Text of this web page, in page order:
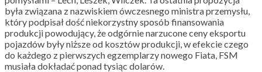
była związana z nazwiskiem ówczesnego ministra przemysłu,
który podpisał dość niekorzystny sposób finansowania
produkcji powodujący, że odgórnie narzucone ceny eksportu
pojazdów były niższe od kosztów produkcji, w efekcie czego
do każdego z pierwszych egzemplarzy nowego Fiata, FSM
musiała dokładać ponad tysiąc dolarów.